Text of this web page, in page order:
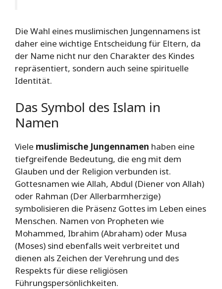
Die Wahl eines muslimischen Jungennamens ist
daher eine wichtige Entscheidung für Eltern, da
der Name nicht nur den Charakter des Kindes
repräsentiert, sondern auch seine spirituelle
Identität.
Das Symbol des Islam in
Namen
Viele muslimische Jungennamen haben eine
tiefgreifende Bedeutung, die eng mit dem
Glauben und der Religion verbunden ist.
Gottesnamen wie Allah, Abdul (Diener von Allah)
oder Rahman (Der Allerbarmherzige)
symbolisieren die Präsenz Gottes im Leben eines
Menschen. Namen von Propheten wie
Mohammed, Ibrahim (Abraham) oder Musa
(Moses) sind ebenfalls weit verbreitet und
dienen als Zeichen der Verehrung und des
Respekts für diese religiösen
Führungspersönlichkeiten.